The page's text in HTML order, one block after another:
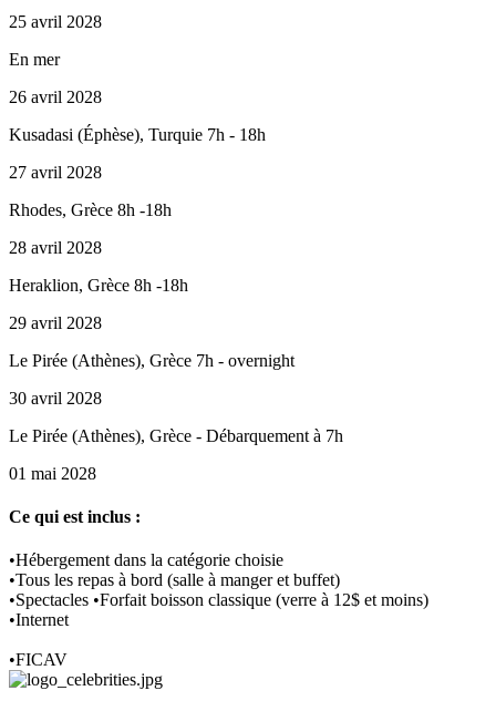
25 avril 2028
En mer
26 avril 2028
Kusadasi (Éphèse), Turquie 7h - 18h
27 avril 2028
Rhodes, Grèce 8h -18h
28 avril 2028
Heraklion, Grèce 8h -18h
29 avril 2028
Le Pirée (Athènes), Grèce 7h - overnight
30 avril 2028
Le Pirée (Athènes), Grèce - Débarquement à 7h
01 mai 2028
Ce qui est inclus :
•Hébergement dans la catégorie choisie
•Tous les repas à bord (salle à manger et buffet)
•Spectacles •Forfait boisson classique (verre à 12$ et moins)
•Internet
•FICAV